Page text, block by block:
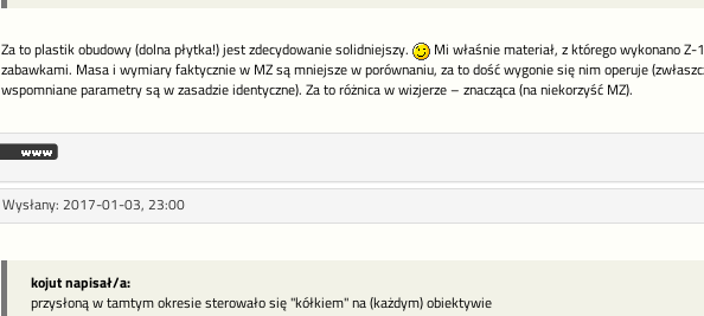
Za to plastik obudowy (dolna płytka!) jest zdecydowanie solidniejszy.
Mi właśnie materiał, z którego wykonano
zabawkami. Masa i wymiary faktycznie w MZ są mniejsze w porównaniu, za to dość wygonie się nim operuje
wspomniane parametry są w zasadzie identyczne). Za to różnica w wizjerze – znacząca (na niekorzyść MZ).
Wysłany: 2017-01-03, 23:00
kojut napisał/a:
przysłoną w tamtym okresie sterowało się "kółkiem" na (każdym) obiektywie